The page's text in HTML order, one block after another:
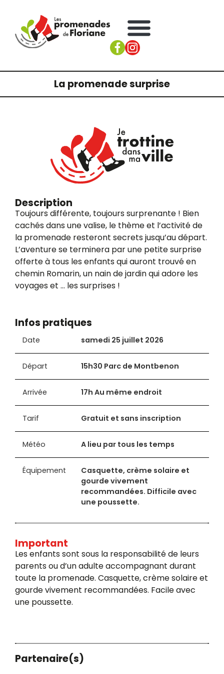
La promenade surprise
Description
Toujours différente, toujours surprenante ! Bien
cachés dans une valise, le thème et l’activité de
la promenade resteront secrets jusqu’au départ.
L’aventure se terminera par une petite surprise
offerte à tous les enfants qui auront trouvé en
chemin Romarin, un nain de jardin qui adore les
voyages et … les surprises !
Infos pratiques
Date samedi 25 juillet 2026
Départ 15h30 Parc de Montbenon
Arrivée 17h Au même endroit
Tarif Gratuit et sans inscription
Météo A lieu par tous les temps
Équipement
Casquette, crème solaire et
gourde vivement
recommandées. Difficile avec
une poussette.
Important
Les enfants sont sous la responsabilité de leurs
parents ou d’un adulte accompagnant durant
toute la promenade. Casquette, crème solaire et
gourde vivement recommandées. Facile avec
une poussette.
Partenaire(s)